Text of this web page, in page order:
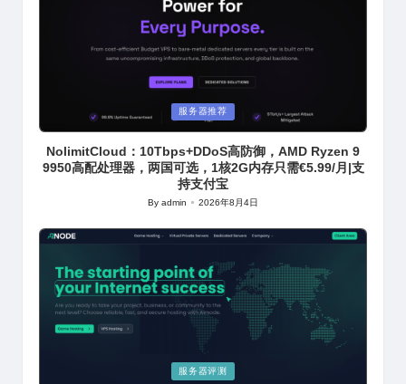
Posted
in
服务器推荐
NolimitCloud：10Tbps+DDoS高防御，AMD Ryzen 9
9950高配处理器，两国可选，1核2G内存只需€5.99/月|支
持支付宝
Posted
Byadmin 2026年8月4日
服务器评测